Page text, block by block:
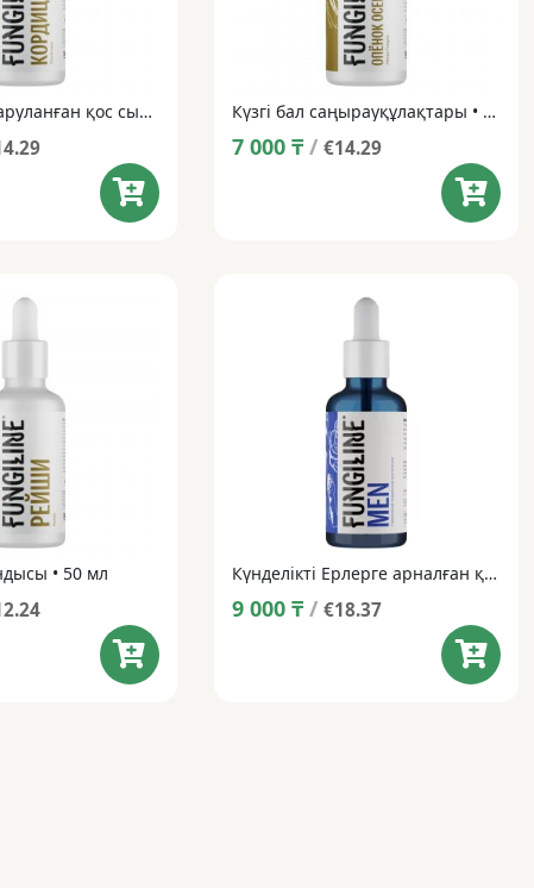
Кордицепс қаруланған қос сығындысы • 50 мл Күзгі бал саңырауқұлақтары • 50 мл
7 000₸ / €14.29
• 50 мл Күнделікті Ерлерге арналған қос сығынды • 50 мл
9 000₸ / €18.37